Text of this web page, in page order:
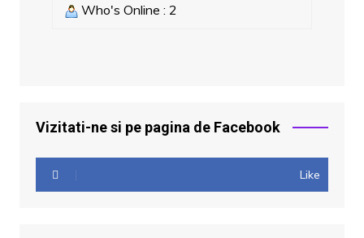
Who's Online : 2
Vizitati-ne si pe pagina de Facebook
Like